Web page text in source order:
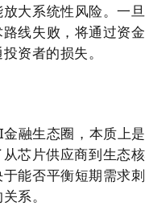
大系统性风险。一
线失败，将通过资
资者的损失。
融生态圈，本质上
芯片供应商到生态
能否平衡短期需求
系。